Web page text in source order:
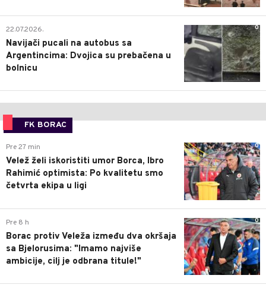
0
22.07.2026.
Navijači pucali na autobus sa
Argentincima: Dvojica su prebačena u
bolnicu
FK BORAC
0
Pre 27 min
Velež želi iskoristiti umor Borca, Ibro
Rahimić optimista: Po kvalitetu smo
četvrta ekipa u ligi
0
Pre 8 h
Borac protiv Veleža između dva okršaja
sa Bjelorusima: "Imamo najviše
ambicije, cilj je odbrana titule!"